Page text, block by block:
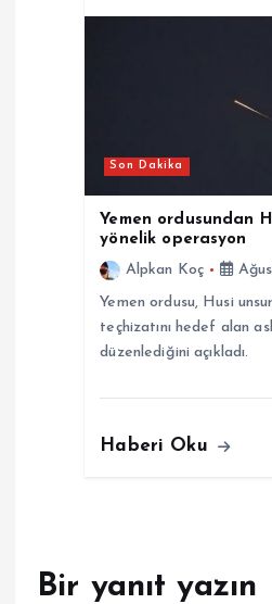
Son Dakika
Yemen ordusundan
yönelik operasyon
Alpkan Koç
Yemen ordusu, Husi
teçhizatını hedef alan
düzenlediğini açıkladı.
Haberi Oku
Bir yanıt yazın